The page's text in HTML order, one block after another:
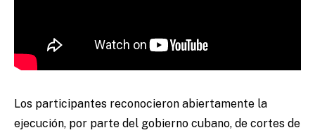
Los participantes reconocieron abiertamente la
ejecución, por parte del gobierno cubano, de cortes de